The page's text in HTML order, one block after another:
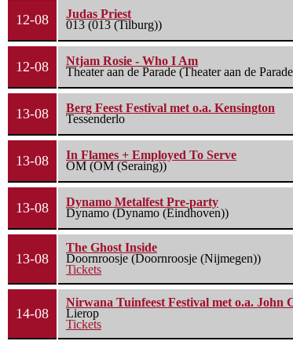
12-08
Judas Priest
013 (013 (Tilburg))
12-08
Ntjam Rosie - Who I Am
Theater aan de Parade (Theater aan de
13-08
Berg Feest Festival met o.a. Kensington
Tessenderlo
13-08
In Flames + Employed To Serve
OM (OM (Seraing))
13-08
Dynamo Metalfest Pre-party
Dynamo (Dynamo (Eindhoven))
13-08
The Ghost Inside
Doornroosje (Doornroosje (Nijmegen))
Tickets
14-08
Nirwana Tuinfeest Festival met o.a. John
Lierop
Tickets